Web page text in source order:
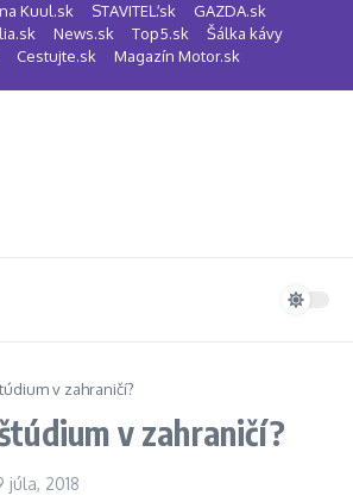
Kuul.sk STAVITEĽ.sk
GAZDA.sk
News.sk Top5.sk
Šálka kávy
Cestujte.sk
Magazín Motor.sk
v zahraničí?
v zahraničí?
júla, 2018